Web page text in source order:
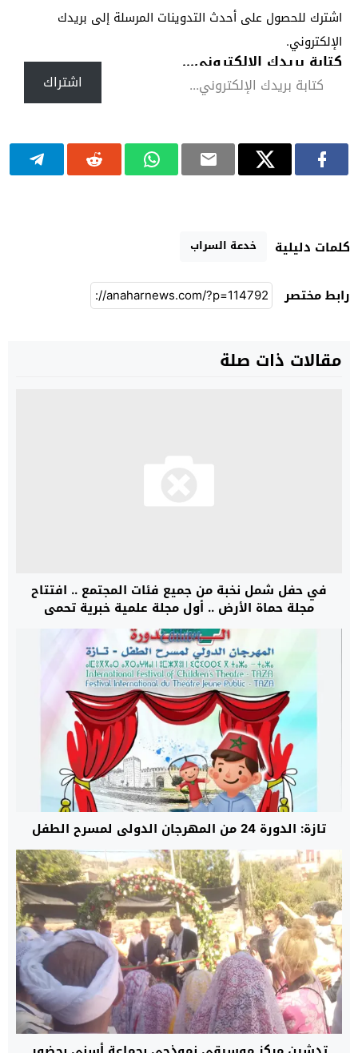
اشترك للحصول على أحدث التدوينات المرسلة إلى بريدك
الإلكتروني.
كتابة بريدك الإلكتروني...
اشتراك
كلمات دليلية خدعة السراب
رابط مختصر
مقالات ذات صلة
في حفل شمل نخبة من جميع فئات المجتمع .. افتتاح
مجلة حماة الأرض .. أول مجلة علمية خبرية تحمي
الاستدامة
تازة: الدورة 24 من المهرجان الدولي لمسرح الطفل